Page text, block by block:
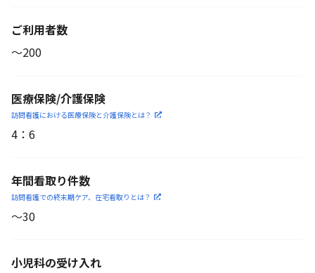
ご利用者数
〜200
医療保険/介護保険
訪問看護における医療保険と介護保険とは？
4 ： 6
年間看取り件数
訪問看護での終末期ケア、 在宅看取りとは？
〜30
小児科の受け入れ